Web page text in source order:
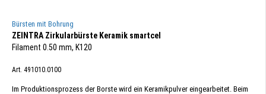
Bürsten mit Bohrung
ZEINTRA Zirkularbürste Keramik smartcel
Filament 0.50 mm, K120
Art. 491010.0100
Im Produktionsprozess der Borste wird ein Keramikpulver eingearbeitet. Beim